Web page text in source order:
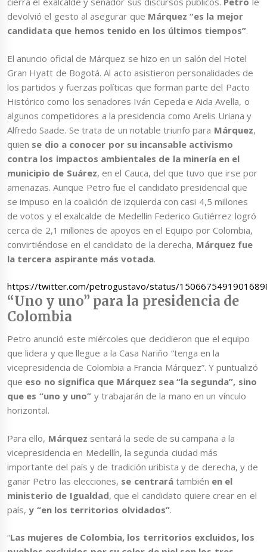
devolvió el gesto al asegurar que Márquez “es la mejor
candidata que hemos tenido en los últimos tiempos”.
El anuncio oficial de Márquez se hizo en un salón del Hotel
Gran Hyatt de Bogotá. Al acto asistieron personalidades de
los partidos y fuerzas políticas que forman parte del Pacto
Histórico como los senadores Iván Cepeda e Aida Avella, o
algunos competidores a la presidencia como Arelis Uriana y
Alfredo Saade. Se trata de un notable triunfo para Márquez,
quien se dio a conocer por su incansable activismo
contra los impactos ambientales de la minería en el
municipio de Suárez, en el Cauca, del que tuvo que irse por
amenazas. Aunque Petro fue el candidato presidencial que
se impuso en la coalición de izquierda con casi 4,5 millones
de votos y el exalcalde de Medellín Federico Gutiérrez logró
cerca de 2,1 millones de apoyos en el Equipo por Colombia,
convirtiéndose en el candidato de la derecha, Márquez fue
la tercera aspirante más votada.
https://twitter.com/petrogustavo/status/
“Uno y uno” para la presidencia de
Colombia
Petro anunció este miércoles que decidieron que el equipo
que lidera y que llegue a la Casa Nariño “tenga en la
vicepresidencia de Colombia a Francia Márquez”. Y puntualizó
que eso no significa que Márquez sea “la segunda”, sino
que es “uno y uno” y trabajarán de la mano en un vínculo
horizontal.
Para ello, Márquez sentará la sede de su campaña a la
vicepresidencia en Medellín, la segunda ciudad más
importante del país y de tradición uribista y de derecha, y de
ganar Petro las elecciones, se centrarátambién en el
ministerio de Igualdad, que el candidato quiere crear en el
país,y “en los territorios olvidados”.
“Las mujeres de Colombia, los territorios excluidos, los